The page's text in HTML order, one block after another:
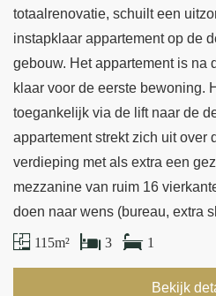
totaalrenovatie, schuilt een
instapklaar appartement op de
gebouw. Het appartement is na
klaar voor de eerste bewoning.
toegankelijk via de lift naar de
appartement strekt zich uit over
verdieping met als extra een
mezzanine van ruim 16
doen naar wens (bureau, extra
115 m² 3 1
Bekijk